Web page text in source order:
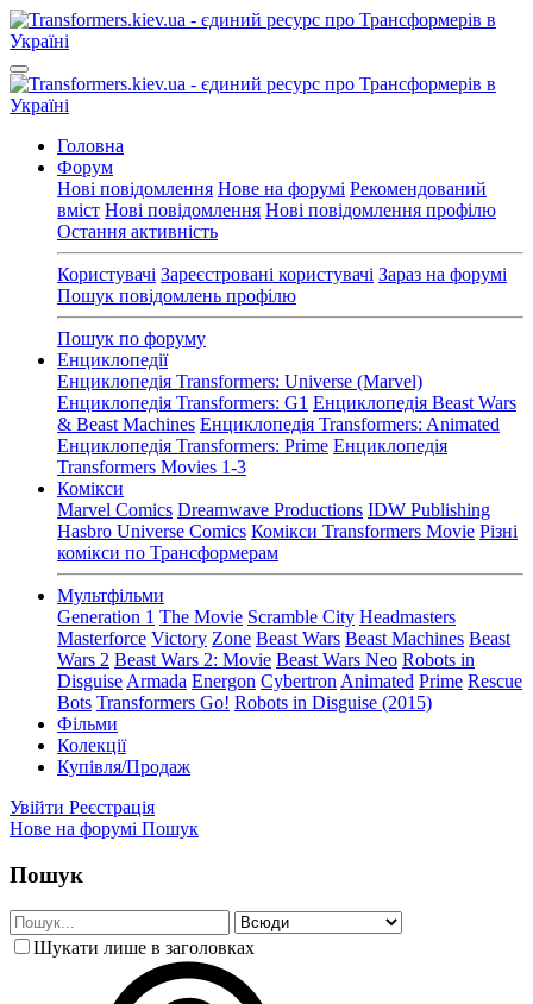
Головна
Форум
Нові повідомлення Нове на форумі Рекомендований
вміст Нові повідомлення Нові повідомлення профілю
Остання активність
Користувачі Зареєстровані користувачі Зараз на форумі
Пошук повідомлень профілю
Пошук по форуму
Енциклопедії
Енциклопедія Transformers: Universe (Marvel)
Енциклопедія Transformers: G1 Енциклопедія Beast Wars
& Beast Machines Енциклопедія Transformers: Animated
Енциклопедія Transformers: Prime Енциклопедія
Transformers Movies 1-3
Комікси
Marvel Comics Dreamwave Productions IDW Publishing
Hasbro Universe Comics Комікси Transformers Movie Різні
комікси по Трансформерам
Мультфільми
Generation 1 The Movie Scramble City Headmasters
Masterforce Victory Zone Beast Wars Beast Machines Beast
Wars 2 Beast Wars 2: Movie Beast Wars Neo Robots in
Disguise Armada Energon Cybertron Animated Prime Rescue
Bots Transformers Go! Robots in Disguise (2015)
Фільми
Колекції
Купівля/Продаж
Увійти Реєстрація
Нове на форумі Пошук
Пошук
Шукати лише в заголовках